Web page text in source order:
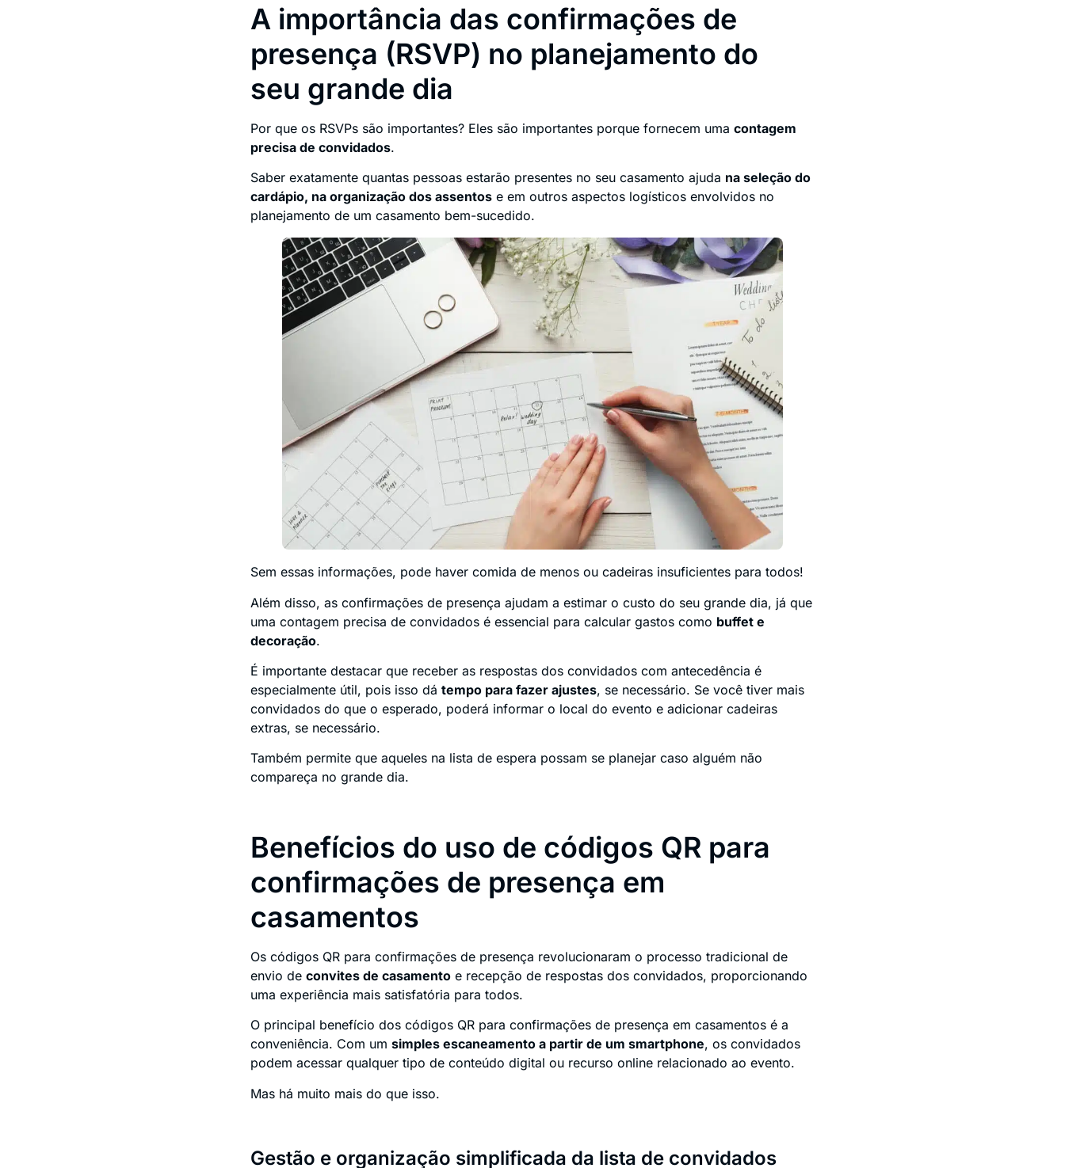
A importância das confirmações de
presença (RSVP) no planejamento do
seu grande dia
Por que os RSVPs são importantes? Eles são importantes porque fornecem uma contagem
precisa de convidados.
Saber exatamente quantas pessoas estarão presentes no seu casamento ajuda na seleção do
cardápio, na organização dos assentos e em outros aspectos logísticos envolvidos no
planejamento de um casamento bem-sucedido.
Sem essas informações, pode haver comida de menos ou cadeiras insuficientes para todos!
Além disso, as confirmações de presença ajudam a estimar o custo do seu grande dia, já que
uma contagem precisa de convidados é essencial para calcular gastos como buffet e
decoração.
É importante destacar que receber as respostas dos convidados com antecedência é
especialmente útil, pois isso dá tempo para fazer ajustes, se necessário. Se você tiver mais
convidados do que o esperado, poderá informar o local do evento e adicionar cadeiras
extras, se necessário.
Também permite que aqueles na lista de espera possam se planejar caso alguém não
compareça no grande dia.
Benefícios do uso de códigos QR para
confirmações de presença em
casamentos
Os códigos QR para confirmações de presença revolucionaram o processo tradicional de
envio de convites de casamento e recepção de respostas dos convidados, proporcionando
uma experiência mais satisfatória para todos.
O principal benefício dos códigos QR para confirmações de presença em casamentos é a
conveniência. Com um simples escaneamento a partir de um smartphone, os convidados
podem acessar qualquer tipo de conteúdo digital ou recurso online relacionado ao evento.
Mas há muito mais do que isso.
Gestão e organização simplificada da lista de convidados